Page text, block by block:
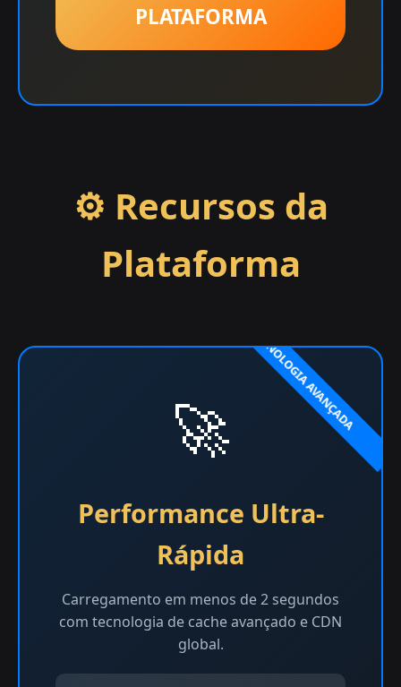
PLATAFORMA
⚙️ Recursos da
Plataforma
🚀
Performance Ultra-
Rápida
Carregamento em menos de 2 segundos
com tecnologia de cache avançado e CDN
global.